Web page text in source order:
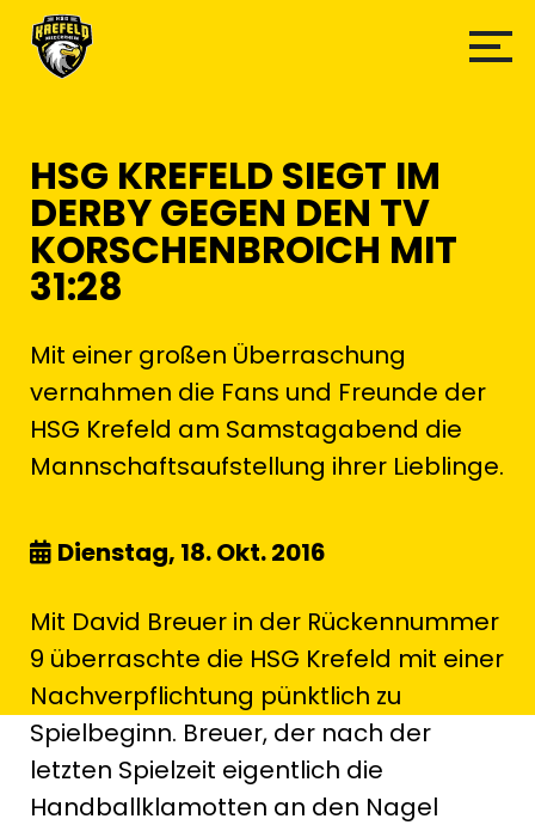
HSG KREFELD SIEGT IM
DERBY GEGEN DEN TV
KORSCHENBROICH MIT
31:28
Mit einer großen Überraschung
vernahmen die Fans und Freunde der
HSG Krefeld am Samstagabend die
Mannschaftsaufstellung ihrer Lieblinge.
Dienstag, 18. Okt. 2016
Mit David Breuer in der Rückennummer
9 überraschte die HSG Krefeld mit einer
Nachverpflichtung pünktlich zu
Spielbeginn. Breuer, der nach der
letzten Spielzeit eigentlich die
Handballklamotten an den Nagel